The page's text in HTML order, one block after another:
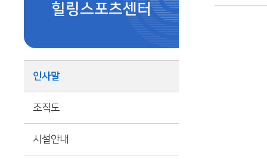
힐링스포츠센터
인사말
조직도
시설안내